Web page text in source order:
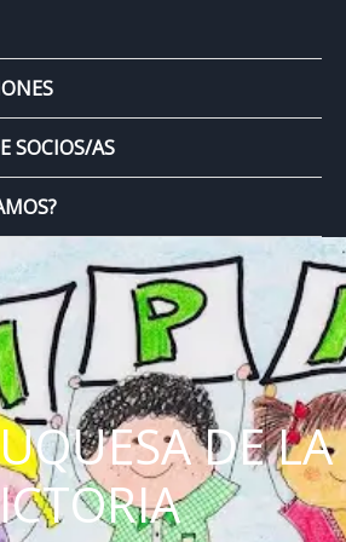
SOCIOS/AS
DE LA